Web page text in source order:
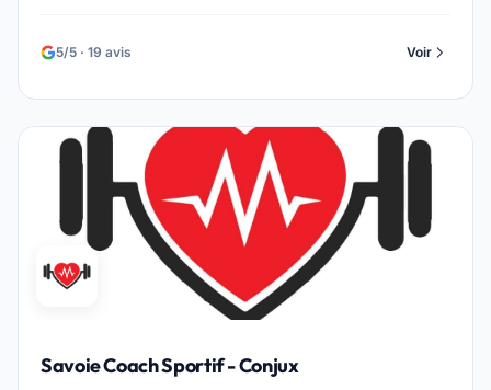
5/5 · 19 avis Voir
Savoie Coach Sportif - Conjux